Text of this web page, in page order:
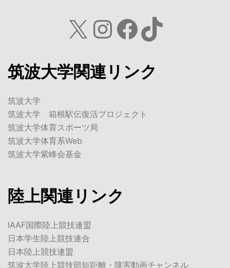
X Instagram
Facebook
TikTok
筑波大学関連リンク
筑波大学
筑波大学 箱根駅伝復活プロジェクト
筑波大学体育スポーツ局
筑波大学体育系Web
筑波大学紫峰会基金
陸上関連リンク
IAAF国際陸上競技連盟
日本学生陸上競技連合
日本陸上競技連盟
筑波大学陸上競技部短距離・障害動画チャンネル